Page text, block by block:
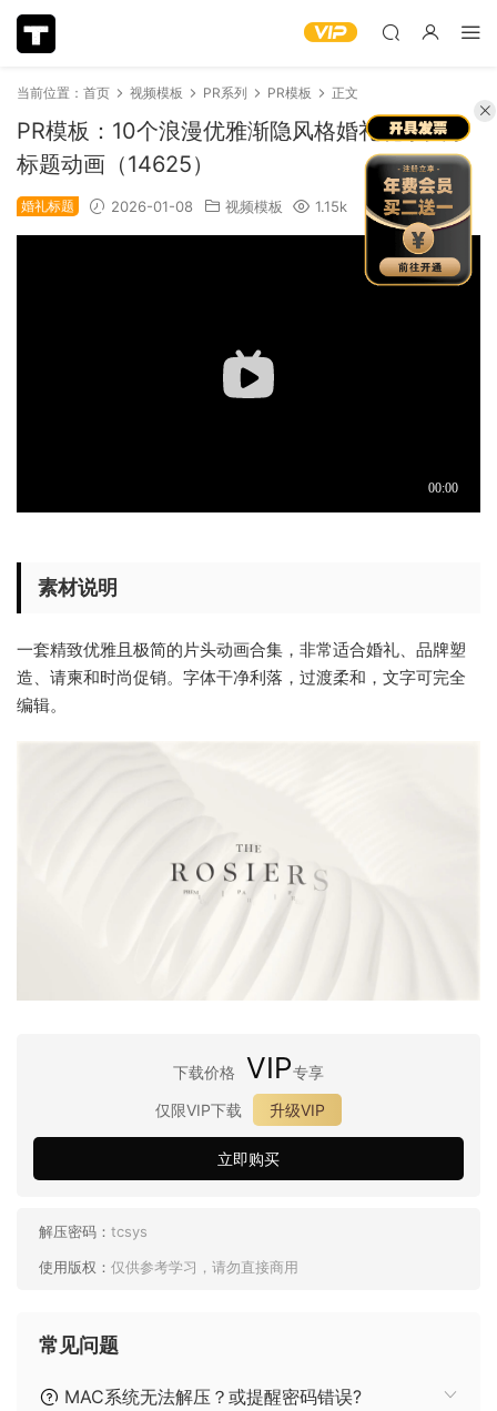
当前位置： 首页 视频模板 PR系列 PR模板 正文
PR模板：10个浪漫优雅渐隐风格婚礼花字文字
标题动画（14625）
婚礼标题 2026-01-08 视频模板 1.15k
素材说明
一套精致优雅且极简的片头动画合集，非常适合婚礼、品牌塑
造、请柬和时尚促销。字体干净利落，过渡柔和，文字可完全
编辑。
下载价格 VIP专享
仅限VIP下载
升级VIP
立即购买
解压密码： tcsys
使用版权： 仅供参考学习，请勿直接商用
常见问题
MAC系统无法解压？或提醒密码错误?